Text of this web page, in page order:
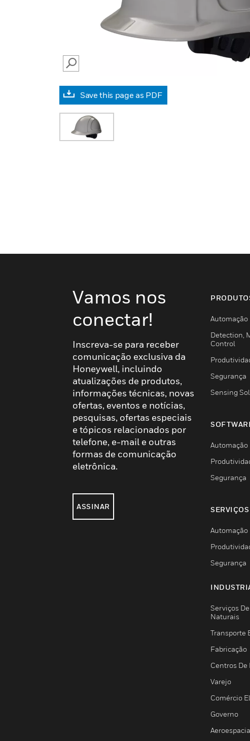
SEARCH
Save this page as PDF
Vamos nos
conectar!
Inscreva-se para receber
comunicação exclusiva da
Honeywell, incluindo
atualizações de produtos,
informações técnicas, novas
ofertas, eventos e notícias,
pesquisas, ofertas especiais
e tópicos relacionados por
telefone, e-mail e outras
formas de comunicação
eletrônica.
ASSINAR
Automação
Detection,
Control
Segurança
Sensing
Automação
Segurança
SERVIÇOS
Automação
Segurança
Serviços
Naturais
Transporte
Fabricação
Centros
Varejo
Comércio
Governo